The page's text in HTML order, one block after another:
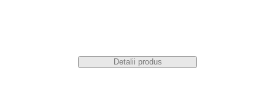
Detalii produs